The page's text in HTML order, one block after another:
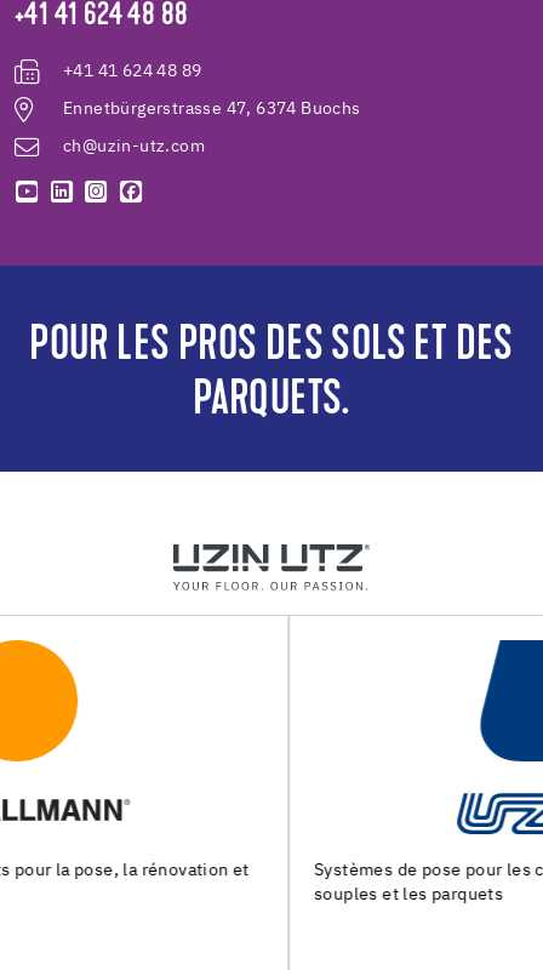
+41 41 624 48 88
+41 41 624 48 89
Ennetbürgerstrasse 47, 6374 Buochs
ch@uzin-utz.com
POUR LES PROS DES SOLS ET DES
PARQUETS.
Systèmes de pose pour les chapes, les revêtements de sols